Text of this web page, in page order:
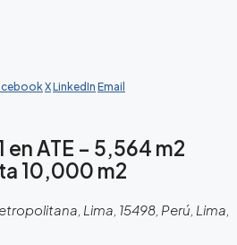
XLinkedIn Email
en ATE – 5,564 m2
10,000 m2
Lima, 15498, Perú, Lima,